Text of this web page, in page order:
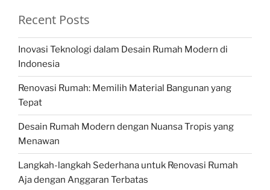
Recent Posts
Inovasi Teknologi dalam Desain Rumah Modern di
Indonesia
Renovasi Rumah: Memilih Material Bangunan yang
Tepat
Desain Rumah Modern dengan Nuansa Tropis yang
Menawan
Langkah-langkah Sederhana untuk Renovasi Rumah
Aja dengan Anggaran Terbatas